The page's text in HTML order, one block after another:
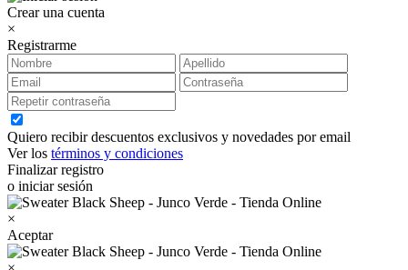
Crear una cuenta
×
Registrarme
Quiero recibir descuentos exclusivos y novedades por email
Ver los términos y condiciones
Finalizar registro
o iniciar sesión
×
Aceptar